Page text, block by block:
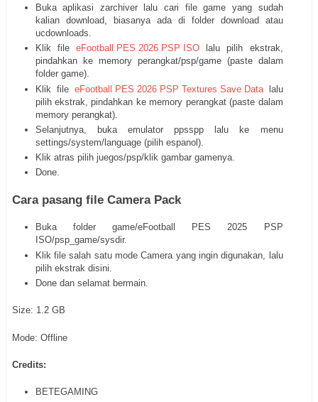
Buka aplikasi zarchiver lalu cari file game yang sudah
kalian download, biasanya ada di folder download atau
ucdownloads.
Klik file eFootball PES 2026 PSP ISOlalu pilih ekstrak,
pindahkan ke memory perangkat/psp/game (paste dalam
folder game).
Klik file eFootball PES 2026 PSP Textures Save Datalalu
pilih ekstrak, pindahkan ke memory perangkat (paste dalam
memory perangkat).
Selanjutnya, buka emulator ppsspp lalu ke menu
settings/system/language (pilih espanol).
Klik atras pilih juegos/psp/klik gambar gamenya.
Done.
Cara pasang file Camera Pack
Buka folder game/eFootball PES 2025 PSP
ISO/psp_game/sysdir.
Klik file salah satu mode Camera yang ingin digunakan, lalu
pilih ekstrak disini.
Done dan selamat bermain.
Size: 1.2 GB
Mode: Offline
Credits:
BETEGAMING